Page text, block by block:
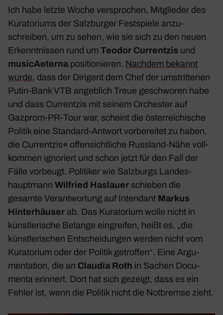
Ich habe letzte Woche verspro­chen, Mitglieder des
Kura­to­riums der Salz­burger Fest­spiele anzu­
schreiben, um zu sehen, wie sie sich zu den neuen
Erkennt­nissen rund um Teodor Curr­entzis und
musi­cAe­terna posi­tio­nieren. Nachdem bekannt
wurde, dass der Diri­gent dem Chef der umstrit­tenen
Putin-Bank VTB angeb­lich Treue geschworen habe
und dass Curr­entzis mit seinem Orchester auf
Gazprom-PR-Tour war, scheint die öster­rei­chi­sche
Politik eine Stan­dard-Antwort vorbe­reitet zu haben,
die Curr­entzis« offen­sicht­liche Russ­land-Nähe voll­
kommen igno­riert und schon jetzt für den Fall der
Fälle vorbeugt. Poli­tiker wie Salz­burgs Landes­
haupt­mann Wilfried Haslauer schieben die
gesamte Verant­wor­tung auf Inten­dant Markus
Hinter­häuser ab. Das Kura­to­rium wolle nicht in
künst­le­ri­sche Belange eingreifen, heißt es, „die
künst­le­ri­schen Entschei­dungen werden nicht vom
Kura­to­rium oder der Politik getroffen“. Eine Argu­
men­ta­tion, die an Claudia Roth in Sachen Docu­
menta erin­nert. Dort hat sich gezeigt, dass es ein
Fehler ist, wenn die Politik nicht die Notbremse zieht.